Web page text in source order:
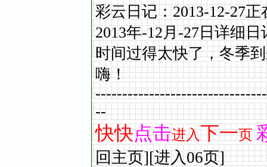
彩云日记：2013-12-27正
2013年-12月-27日详细日
时间过得太快了，冬季
嗨！
--
快快点击进入下一页
回主页][进入06页]